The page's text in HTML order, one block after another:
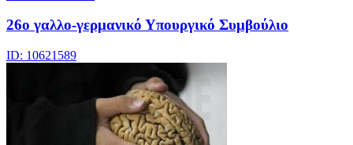
26ο γαλλο-γερμανικό Υπουργικό Συμβούλιο
ID: 10621589